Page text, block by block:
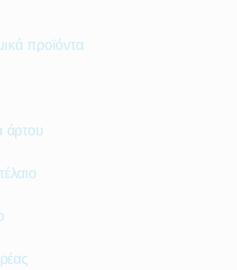
προϊόντα
άρτου